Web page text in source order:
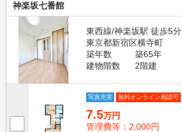
神楽坂七番館
東西線/神楽坂駅 徒歩5分
東京都新宿区横寺町
築年数
築65年
建物階数
2階建
写真充実 無料オンライン相談可
7.5万円
管理費等：2,000円